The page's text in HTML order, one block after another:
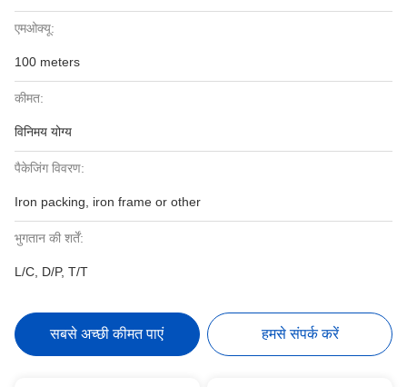
एमओक्यू:
100 meters
कीमत:
विनिमय योग्य
पैकेजिंग विवरण:
Iron packing, iron frame or other
भुगतान की शर्तें:
L/C, D/P, T/T
सबसे अच्छी कीमत पाएं हमसे संपर्क करें